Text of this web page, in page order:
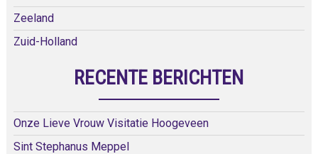
Zeeland
Zuid-Holland
RECENTE BERICHTEN
Onze Lieve Vrouw Visitatie Hoogeveen
Sint Stephanus Meppel